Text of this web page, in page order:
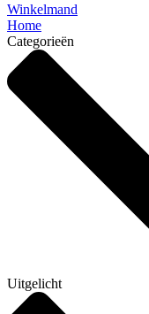
Winkelmand
Home
Categorieën
Uitgelicht